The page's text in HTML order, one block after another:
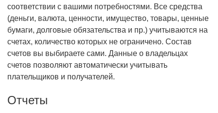
соответствии с вашими потребностями. Все средства
(деньги, валюта, ценности, имущество, товары, ценные
бумаги, долговые обязательства и пр.) учитываются на
счетах, количество которых не ограничено. Состав
счетов вы выбираете сами. Данные о владельцах
счетов позволяют автоматически учитывать
плательщиков и получателей.
Отчеты